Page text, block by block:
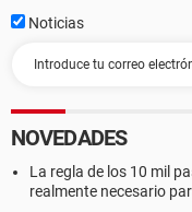
Noticias
NOVEDADES
La regla de los 10 mil
realmente necesario